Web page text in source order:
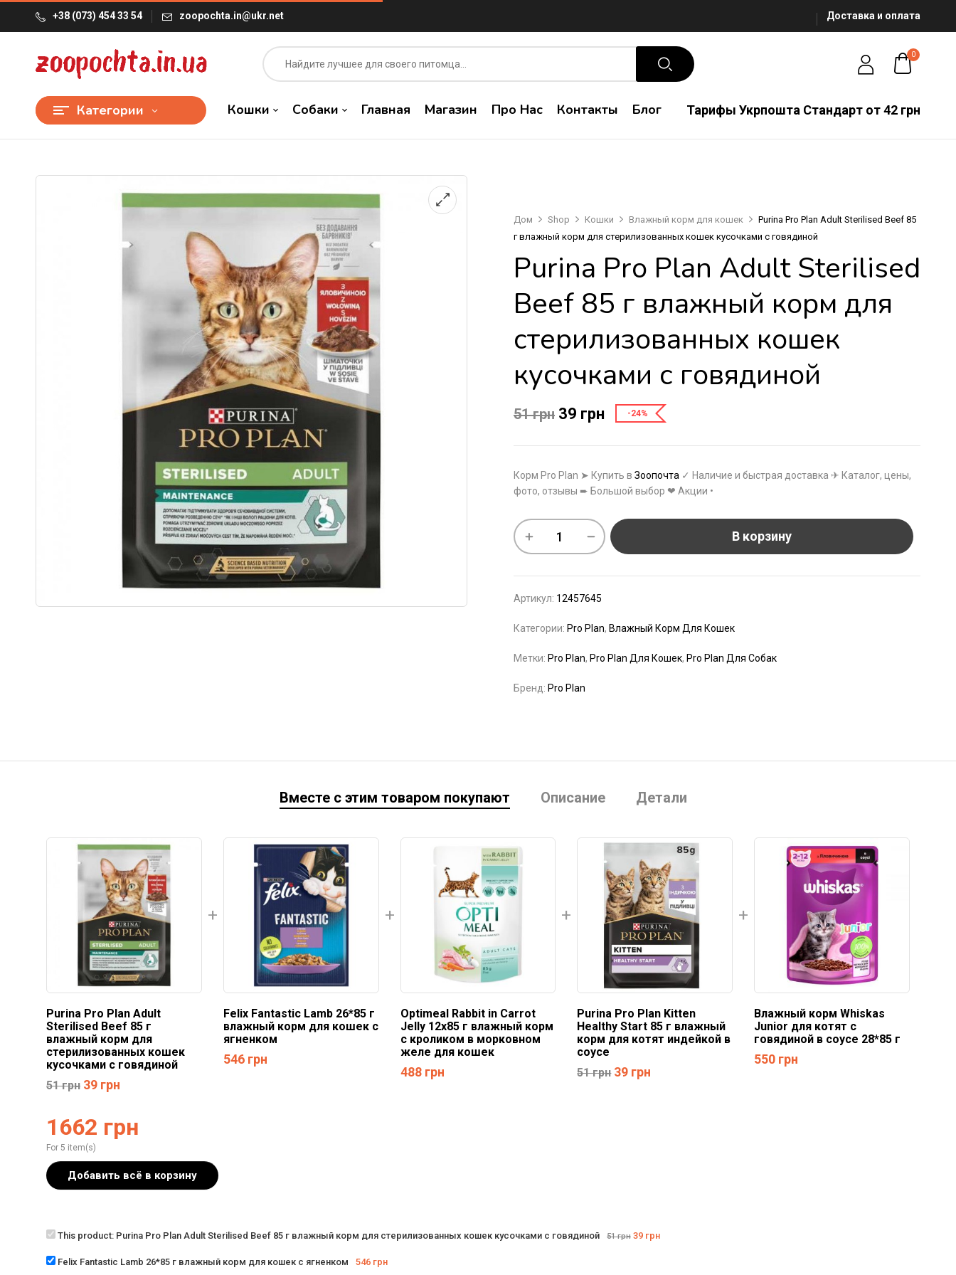
+38 (073) 454 33 54 zoopochta.in@ukr.net Доставка и оплата
0
Категории Кошки Собаки Главная Магазин Про Нас Контакты Блог Тарифы Укрпошта Стандарт от 42 грн
Дом Shop Кошки Влажный корм для кошек
Purina Pro Plan Adult Sterilised Beef 85
г влажный корм для стерилизованных кошек кусочками с говядиной
Purina Pro Plan Adult Sterilised
Beef 85 г влажный корм для
стерилизованных кошек
кусочками с говядиной
51грн 39 грн -24%
Корм Pro Plan ➤ Купить в Зоопочта ✓ Наличие и быстрая доставка ✈ Каталог, цены,
фото, отзывы ➨ Большой выбор ❤ Акции •
В корзину
Артикул: 12457645
Категории: Pro Plan, Влажный Корм Для Кошек
Метки: Pro Plan, Pro Plan Для Кошек, Pro Plan Для Собак
Бренд: Pro Plan
Вместе с этим товаром покупают Описание Детали
Purina Pro Plan Adult
Sterilised Beef 85 г
влажный корм для
стерилизованных кошек
кусочками с говядиной
51грн 39 грн
Felix Fantastic Lamb 26*85 г
влажный корм для кошек с
ягненком
546 грн
Optimeal Rabbit in Carrot
Jelly 12х85 г влажный корм
с кроликом в морковном
желе для кошек
488 грн
Purina Pro Plan Kitten
Healthy Start 85 г влажный
корм для котят индейкой в
соусе
51грн 39 грн
Влажный корм Whiskas
Junior для котят с
говядиной в соусе 28*85 г
550 грн
1662 грн
For 5 item(s)
Добавить всё в корзину
This product: Purina Pro Plan Adult Sterilised Beef 85 г влажный корм для стерилизованных кошек кусочками с говядиной 51грн 39 грн
Felix Fantastic Lamb 26*85 г влажный корм для кошек с ягненком 546 грн